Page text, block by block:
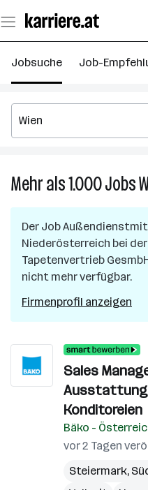
Seiteninhalt
springen
Jobsuche Job-
Mehr als 1.000Jobs
Der Job
Niederösterreich bei
Tapetenvertrieb
nicht mehr verfügbar.
Firmenprofil anzeigen
Sales
Ausstattung
Konditoreien
Bäko -
vor 2 Tagen
Steiermark,